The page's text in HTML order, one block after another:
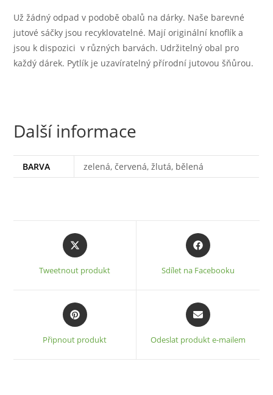
Už žádný odpad v podobě obalů na dárky. Naše barevné
jutové sáčky jsou recyklovatelné. Mají originální knoflík a
jsou k dispozici v různých barvách. Udržitelný obal pro
každý dárek. Pytlík je uzavíratelný přírodní jutovou šňůrou.
Další informace
BARVA zelená, červená, žlutá, bělená
Opens
in
new
Tweetnout produkt
Opens
in
new
Sdílet na Facebooku
Opens
in
new
Připnout produkt
Opens
in
new
Odeslat produkt e-mailem